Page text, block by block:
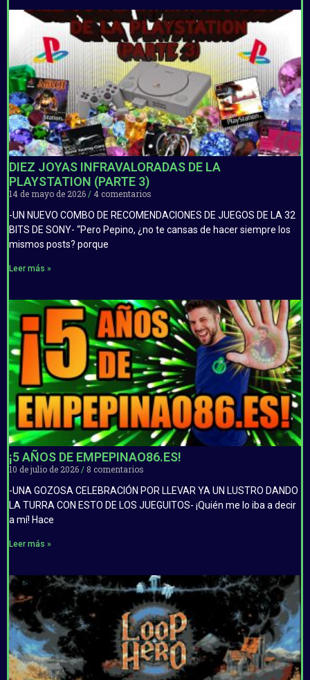
DIEZ JOYAS INFRAVALORADAS DE LA
PLAYSTATION (PARTE 3)
14 de mayo de 2026
4 comentarios
-UN NUEVO COMBO DE RECOMENDACIONES DE JUEGOS DE LA 32
BITS DE SONY- “Pero Pepino, ¿no te cansas de hacer siempre los
mismos posts? porque
Leer más »
¡5 AÑOS DE EMPEPINAO86.ES!
10 de julio de 2026
8 comentarios
-UNA GOZOSA CELEBRACIÓN POR LLEVAR YA UN LUSTRO DANDO
LA TURRA CON ESTO DE LOS JUEGUITOS- ¡Quién me lo iba a decir
a mí! Hace
Leer más »